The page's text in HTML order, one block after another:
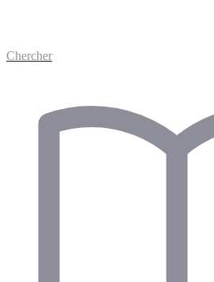
Chercher